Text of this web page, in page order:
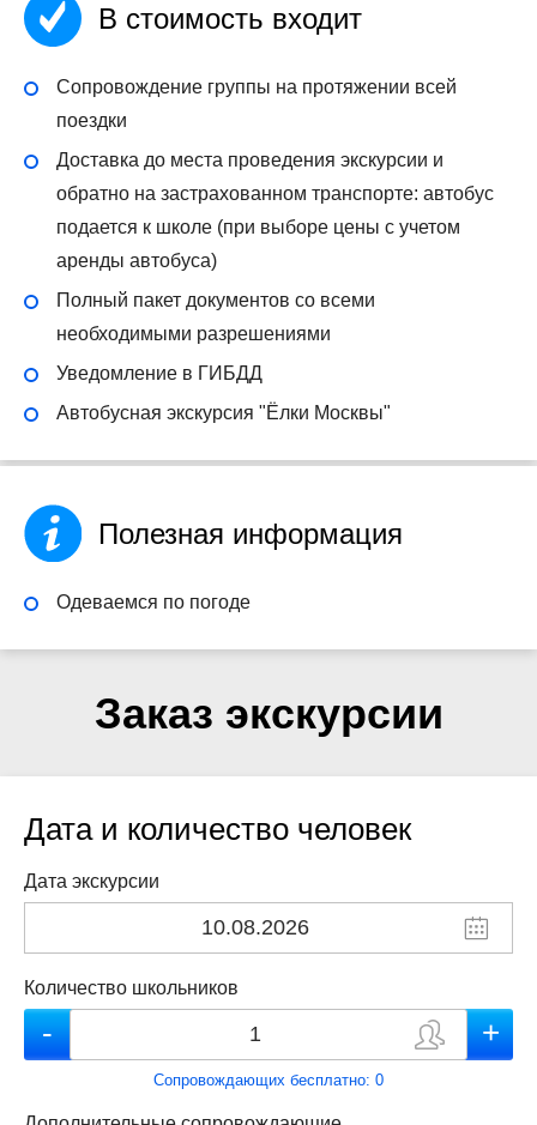
В стоимость входит
Сопровождение группы на протяжении всей
поездки
Доставка до места проведения экскурсии и
обратно на застрахованном транспорте: автобус
подается к школе (при выборе цены с учетом
аренды автобуса)
Полный пакет документов со всеми
необходимыми разрешениями
Уведомление в ГИБДД
Автобусная экскурсия "Ёлки Москвы"
Полезная информация
Одеваемся по погоде
Заказ экскурсии
Дата и количество человек
Дата экскурсии
Количество школьников
Сопровождающих бесплатно: 0